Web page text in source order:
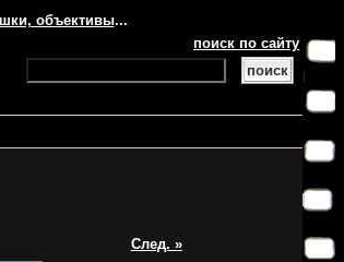
объективы...
поиск по сайту
След. »